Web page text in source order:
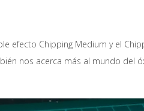
efecto Chipping Medium y el
nos acerca más al mundo del